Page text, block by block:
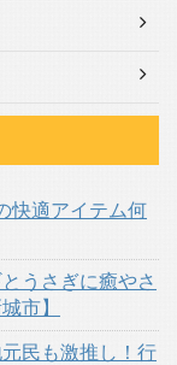
快適アイテム何
うさぎに癒やさ
市】
民も激推し！行